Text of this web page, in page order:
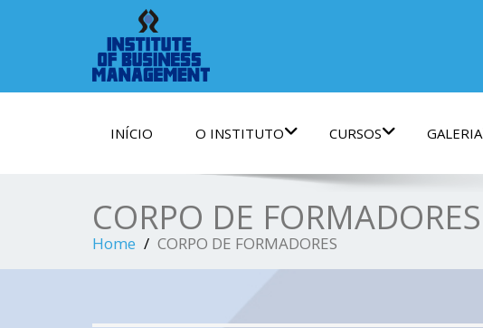
INÍCIO O INSTITUTO CURSOS GALERIA
CORPO DE FORMADORES
Home CORPO DE FORMADORES